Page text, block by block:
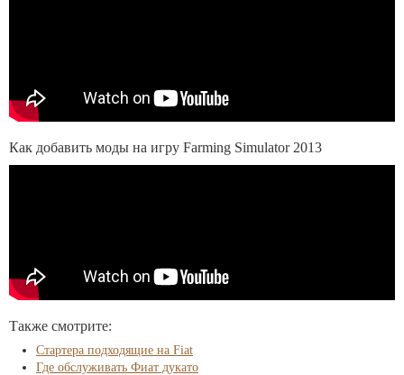
Как добавить моды на игру Farming Simulator 2013
Также смотрите:
Стартера подходящие на Fiat
Где обслуживать Фиат дукато